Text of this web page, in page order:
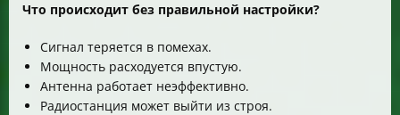
Что происходит без правильной настройки?
Сигнал теряется в помехах.
Мощность расходуется впустую.
Антенна работает неэффективно.
Радиостанция может выйти из строя.